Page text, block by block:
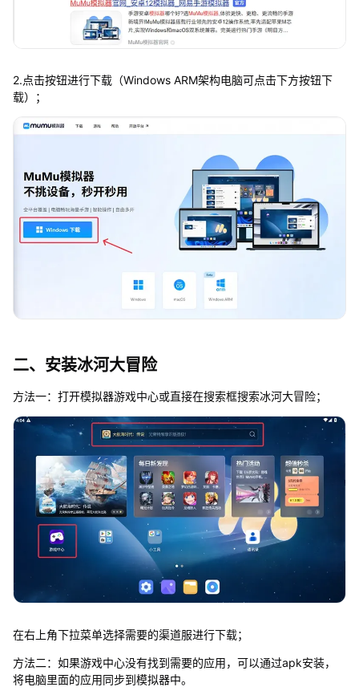
2.点击按钮进行下载（Windows ARM架构电脑可点击下方按钮下
载）；
二、安装冰河大冒险
方法一：打开模拟器游戏中心或直接在搜索框搜索冰河大冒险；
在右上角下拉菜单选择需要的渠道服进行下载；
方法二：如果游戏中心没有找到需要的应用，可以通过apk安装，
将电脑里面的应用同步到模拟器中。